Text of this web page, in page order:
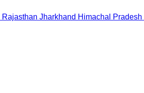
Rajasthan Jharkhand Himachal Pradesh